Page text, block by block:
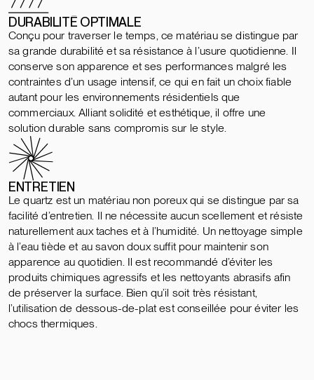
DURABILITÉ OPTIMALE
Conçu pour traverser le temps, ce matériau se distingue par
sa grande durabilité et sa résistance à l’usure quotidienne. Il
conserve son apparence et ses performances malgré les
contraintes d’un usage intensif, ce qui en fait un choix fiable
autant pour les environnements résidentiels que
commerciaux. Alliant solidité et esthétique, il offre une
solution durable sans compromis sur le style.
ENTRETIEN
Le quartz est un matériau non poreux qui se distingue par sa
facilité d’entretien. Il ne nécessite aucun scellement et résiste
naturellement aux taches et à l’humidité. Un nettoyage simple
à l’eau tiède et au savon doux suffit pour maintenir son
apparence au quotidien. Il est recommandé d’éviter les
produits chimiques agressifs et les nettoyants abrasifs afin
de préserver la surface. Bien qu’il soit très résistant,
l’utilisation de dessous-de-plat est conseillée pour éviter les
chocs thermiques.